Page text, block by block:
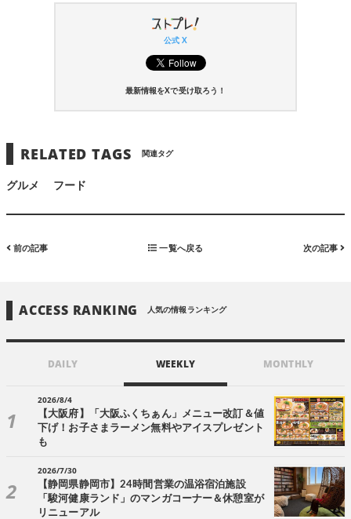
公式 X
最新情報をXで受け取ろう！
RELATED TAGS 関連タグ
グルメ フード
前の記事 一覧へ戻る 次の記事
ACCESS RANKING 人気の情報ランキング
DAILY WEEKLY MONTHLY
2026/8/4
【大阪府】「大阪ふくちぁん」メニュー改訂＆値
下げ！お子さまラーメン無料やアイスプレゼント
も
2026/7/30
【静岡県静岡市】24時間営業の温浴宿泊施設
「駿河健康ランド」のマンガコーナー＆休憩室が
リニューアル